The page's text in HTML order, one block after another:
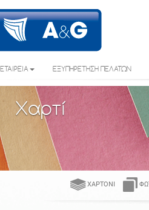
ΕΤΑΙΡΕΙΑ ΕΞΥΠΗΡΕΤΗΣΗ ΠΕΛΑΤΩΝ
Χαρτί
ΧΑΡΤΌΝΙ